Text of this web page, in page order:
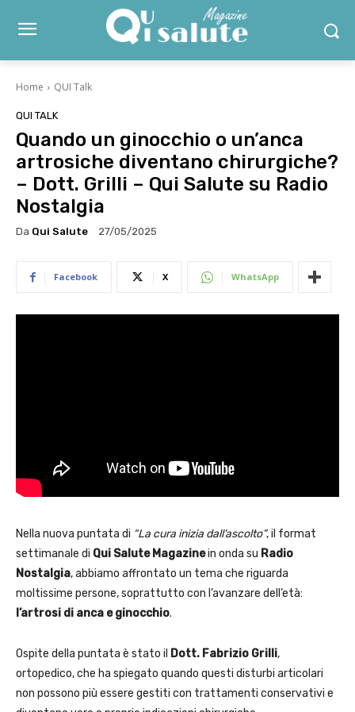
Home QUI Talk
QUI TALK
Quando un ginocchio o un’anca
artrosiche diventano chirurgiche?
– Dott. Grilli – Qui Salute su Radio
Nostalgia
Da Qui Salute 27/05/2025
Facebook X WhatsApp
Nella nuova puntata di “La cura inizia dall’ascolto”, il format
settimanale di Qui Salute Magazinein onda su Radio
Nostalgia, abbiamo affrontato un tema che riguarda
moltissime persone, soprattutto con l’avanzare dell’età:
l’artrosi di anca e ginocchio.
Ospite della puntata è stato il Dott. Fabrizio Grilli,
ortopedico, che ha spiegato quando questi disturbi articolari
non possono più essere gestiti con trattamenti conservativi e